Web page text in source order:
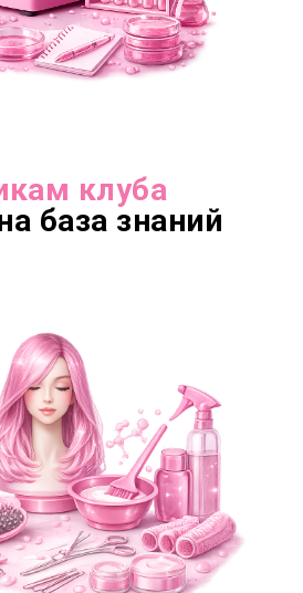
формул кураторами
клуба
база знаний